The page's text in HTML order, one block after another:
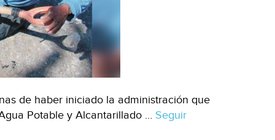
de haber iniciado la administración que
Potable y Alcantarillado … Seguir